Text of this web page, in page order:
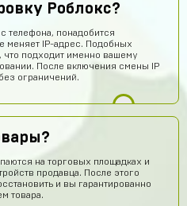
Роблокс?
телефона, понадобится
меняет IP-адрес. Подобных
подходит именно вашему
После включения смены IP
ограничений.
на торговых площадках и
продавца. После этого
и вы гарантированно
товара.